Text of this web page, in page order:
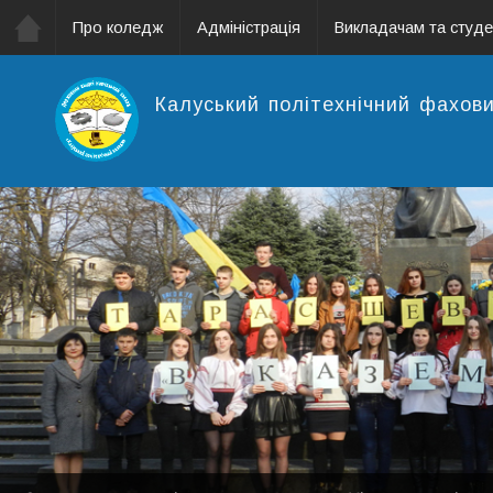
Про коледж Адміністрація Викладачам та
Калуський політехнічний